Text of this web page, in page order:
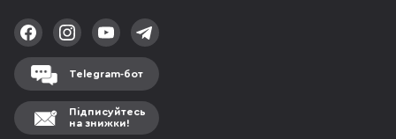
Telegram-бот
Підписуйтесь
на знижки!